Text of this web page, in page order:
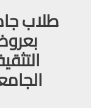
طلاب